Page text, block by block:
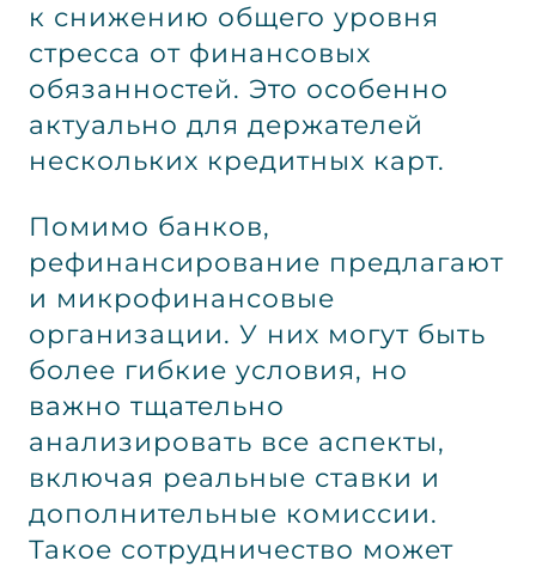
к снижению общего уровня
стресса от финансовых
обязанностей. Это особенно
актуально для держателей
нескольких кредитных карт.
Помимо банков,
рефинансирование предлагают
и микрофинансовые
организации. У них могут быть
более гибкие условия, но
важно тщательно
анализировать все аспекты,
включая реальные ставки и
дополнительные комиссии.
Такое сотрудничество может